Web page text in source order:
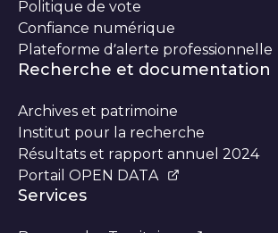
Politique de vote
Confiance numérique
Plateforme d’alerte professionnelle
Recherche et documentation
Archives et patrimoine
Institut pour la recherche
Résultats et rapport annuel 2024
Portail OPEN DATA
Services